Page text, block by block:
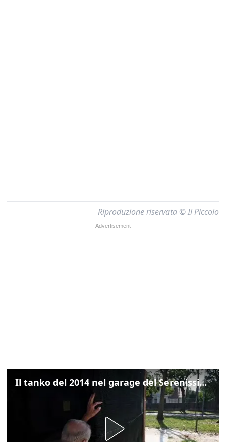
Riproduzione riservata © Il Piccolo
Il tanko del 2014 nel garage del Serenissimo: «Ecco come potevamo resistere per qualche giornata»